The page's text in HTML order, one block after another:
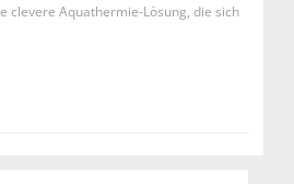
clevere Aquathermie-Lösung, die sich